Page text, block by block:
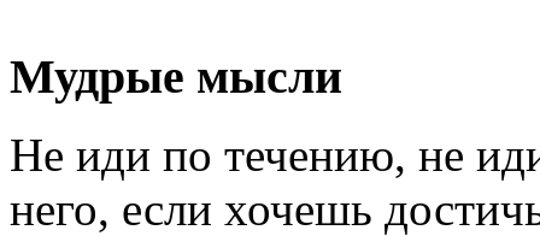
Мудрые мысли
Не иди по течению, не
него, если хочешь